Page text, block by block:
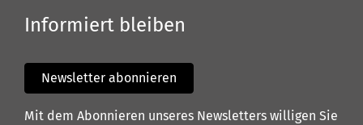
Informiert bleiben
Newsletter abonnieren
Mit dem Abonnieren unseres Newsletters willigen Sie